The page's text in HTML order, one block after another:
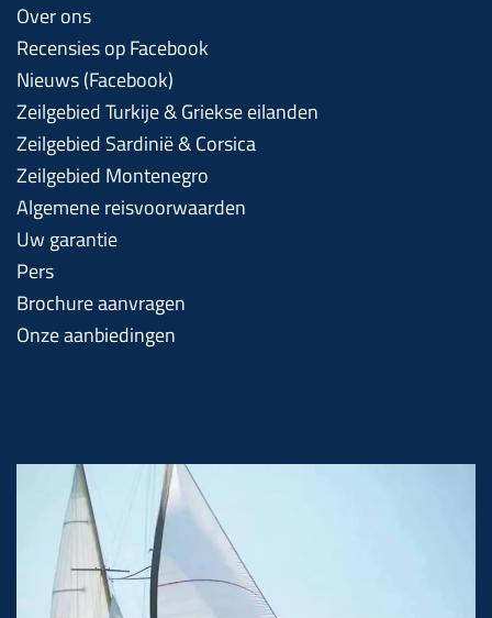
Over ons
Recensies op Facebook
Nieuws (Facebook)
Zeilgebied Turkije & Griekse eilanden
Zeilgebied Sardinië & Corsica
Zeilgebied Montenegro
Algemene reisvoorwaarden
Uw garantie
Pers
Brochure aanvragen
Onze aanbiedingen